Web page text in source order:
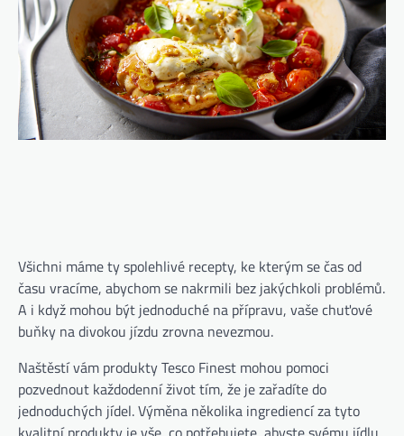
Všichni máme ty spolehlivé recepty, ke kterým se čas od
času vracíme, abychom se nakrmili bez jakýchkoli problémů.
A i když mohou být jednoduché na přípravu, vaše chuťové
buňky na divokou jízdu zrovna nevezmou.
Naštěstí vám produkty Tesco Finest mohou pomoci
pozvednout každodenní život tím, že je zařadíte do
jednoduchých jídel. Výměna několika ingrediencí za tyto